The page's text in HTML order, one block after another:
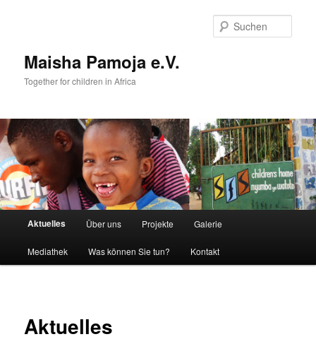
Maisha Pamoja e.V.
Together for children in Africa
Hauptmenü
Zum
Inhalt
Aktuelles Über uns Projekte Galerie
Mediathek Was können Sie tun? Kontakt
Aktuelles